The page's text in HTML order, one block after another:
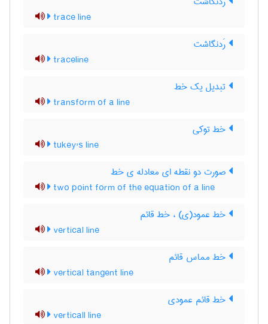
trace line
رَدنگاشت
traceline
تبدیل یک خط
transform of a line
خط توکی
tukey's line
صورت دو نقطه ای معادله ی خط
two point form of the equation of a line
خط عمود(ی) ، خط قائم
vertical line
خط مماس قائم
vertical tangent line
خط قائم عمودی
verticall line